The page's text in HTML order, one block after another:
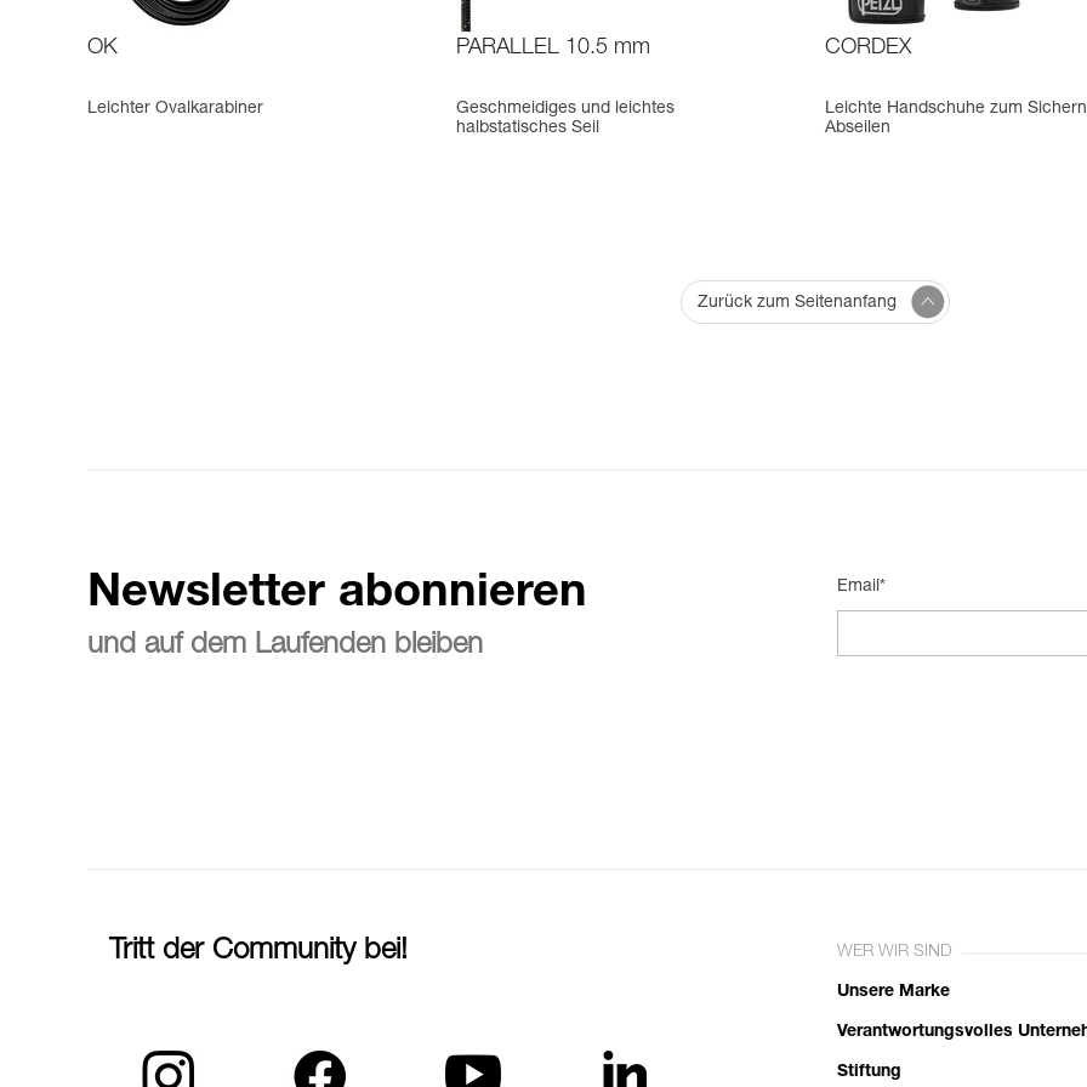
OK
Leichter Ovalkarabiner
PARALLEL 10.5 mm
Geschmeidiges und leichtes
halbstatisches Seil
CORDEX
Leichte Handschuhe zum
Abseilen
Zurück zum Seitenanfang
Newsletter abonnieren
und auf dem Laufenden bleiben
Email*
Tritt der Community bei! WER WIR SIND
Unsere Marke
Verantwortungsvolles
Stiftung